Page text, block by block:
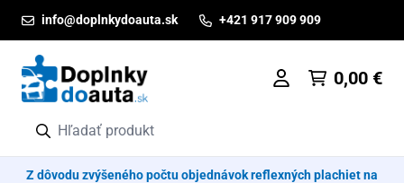
info@doplnkydoauta.sk +421 917 909 909
0,00 €
Z dôvodu zvýšeného počtu objednávok reflexných plachiet na